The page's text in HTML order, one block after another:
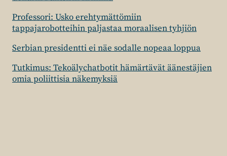
Professori: Usko erehtymättömiin
tappajarobotteihin paljastaa moraalisen tyhjiön
Serbian presidentti ei näe sodalle nopeaa loppua
Tutkimus: Tekoälychatbotit hämärtävät äänestäjien
omia poliittisia näkemyksiä